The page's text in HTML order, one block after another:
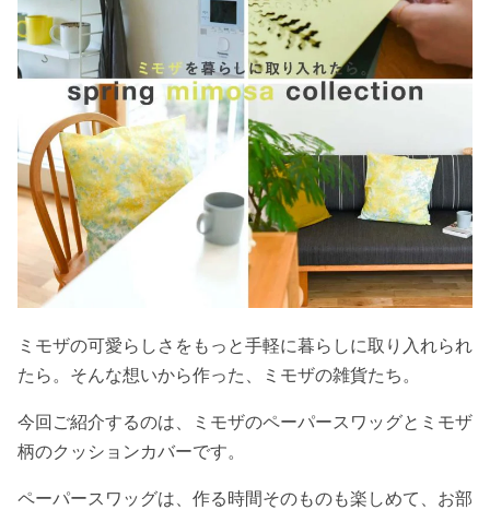
ミモザの可愛らしさをもっと手軽に暮らしに取り入れられ
たら。そんな想いから作った、ミモザの雑貨たち。
今回ご紹介するのは、ミモザのペーパースワッグとミモザ
柄のクッションカバーです。
ペーパースワッグは、作る時間そのものも楽しめて、お部